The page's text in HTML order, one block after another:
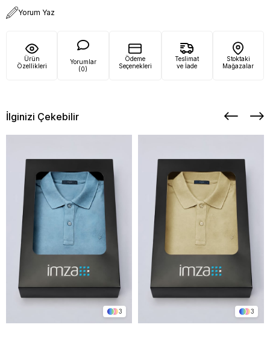
Yorum Yaz
Ürün
Özellikleri
Yorumlar
(0)
Ödeme
Seçenekleri
Teslimat
ve İade
Stoktaki
Mağazalar
İlginizi Çekebilir
3 3